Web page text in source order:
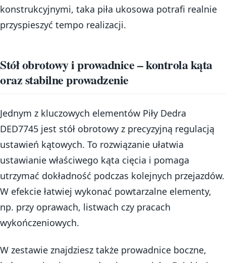
konstrukcyjnymi, taka piła ukosowa potrafi realnie
przyspieszyć tempo realizacji.
Stół obrotowy i prowadnice – kontrola kąta
oraz stabilne prowadzenie
Jednym z kluczowych elementów Piły Dedra
DED7745 jest stół obrotowy z precyzyjną regulacją
ustawień kątowych. To rozwiązanie ułatwia
ustawianie właściwego kąta cięcia i pomaga
utrzymać dokładność podczas kolejnych przejazdów.
W efekcie łatwiej wykonać powtarzalne elementy,
np. przy oprawach, listwach czy pracach
wykończeniowych.
W zestawie znajdziesz także prowadnice boczne,